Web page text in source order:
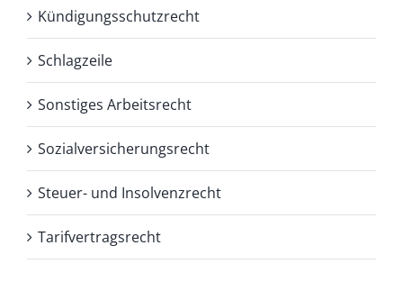
Kündigungsschutzrecht
Schlagzeile
Sonstiges Arbeitsrecht
Sozialversicherungsrecht
Steuer- und Insolvenzrecht
Tarifvertragsrecht